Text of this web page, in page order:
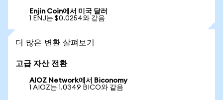
Enjin Coin에서 미국 달러
1 ENJ는 $0.0254와 같음
더 많은 변환 살펴보기
고급 자산 전환
AIOZ Network에서 Biconomy
1 AIOZ는 1.0349 BICO와 같음